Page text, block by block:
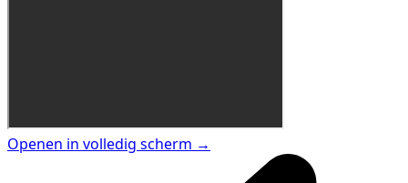
Openen in volledig scherm →